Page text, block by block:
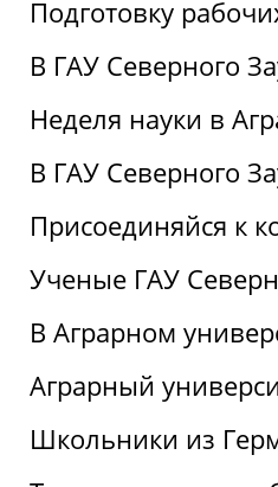
Подготовку
В ГАУ Северного
Неделя науки в
В ГАУ Северного
Присоединяйся к
Ученые ГАУ
В Аграрном
Аграрный
Школьники из